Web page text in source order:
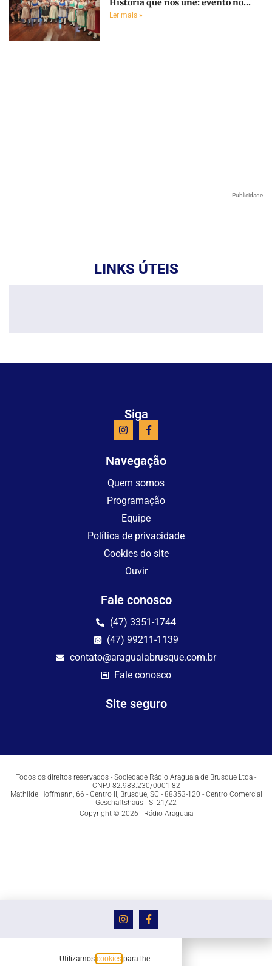
História que nos une: evento no...
Ler mais »
Publicidade
LINKS ÚTEIS
Siga
Navegação
Quem somos
Programação
Equipe
Política de privacidade
Cookies do site
Ouvir
Fale conosco
(47) 3351-1744
(47) 99211-1139
contato@araguaiabrusque.com.br
Fale conosco
Site seguro
Todos os direitos reservados - Sociedade Rádio Araguaia de Brusque Ltda -
CNPJ 82.983.230/0001-82
Mathilde Hoffmann, 66 - Centro II, Brusque, SC - 88353-120 - Centro Comercial
Geschäftshaus - Sl 21/22
Copyright © 2026 | Rádio Araguaia
Utilizamos cookies para lhe